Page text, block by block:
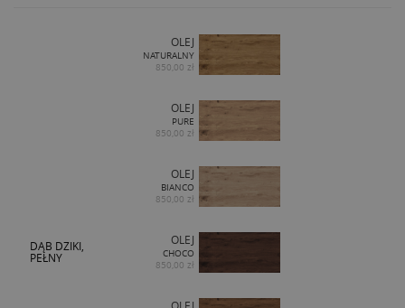
DĄB DZIKI,
PEŁNY
OLEJ
NATURALNY
850,00 zł
OLEJ
PURE
850,00 zł
OLEJ
BIANCO
850,00 zł
OLEJ
CHOCO
850,00 zł